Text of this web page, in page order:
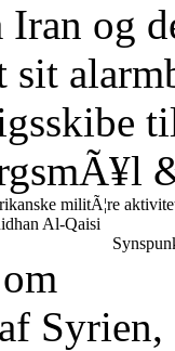
og
militÃ¦re
Al-Qaisi
Syrien,